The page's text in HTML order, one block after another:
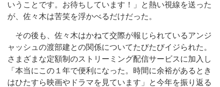
いうことです。お待ちしています！」と熱い視線を送った
が、佐々木は苦笑を浮かべるだけだった。
その後も、佐々木はかねて交際が報じられているアンジ
ャッシュの渡部建との関係についてたびたびイジられた。
さまざまな定額制のストリーミング配信サービスに加入し
「本当にこの１年で便利になった。時間に余裕があるとき
はひたすら映画やドラマを見ています」と今年を振り返る